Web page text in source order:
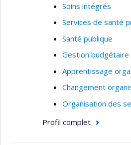
Soins intégrés
Services de santé
Santé publique
Gestion
Apprentissage
Changement
Organisation des
Profil complet